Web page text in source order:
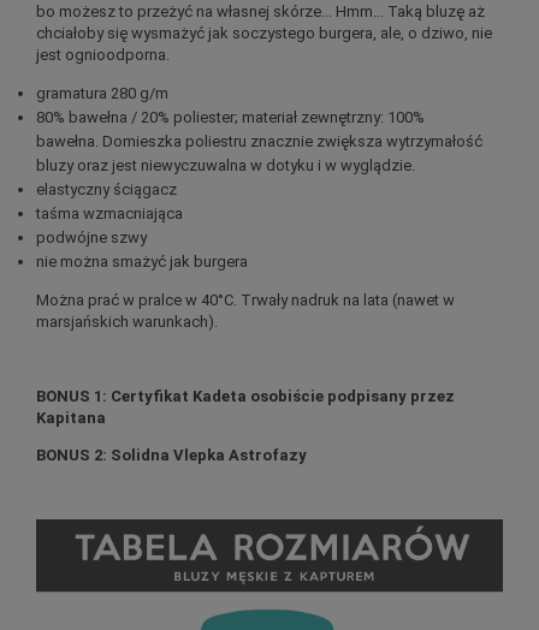
bo możesz to przeżyć na własnej skórze... Hmm... Taką bluzę aż
chciałoby się wysmażyć jak soczystego burgera, ale, o dziwo, nie
jest ognioodporna.
gramatura 280 g/m
80% bawełna / 20% poliester; materiał zewnętrzny: 100%
bawełna. Domieszka poliestru znacznie zwiększa wytrzymałość
bluzy oraz jest niewyczuwalna w dotyku i w wyglądzie.
elastyczny ściągacz
taśma wzmacniająca
podwójne szwy
niemożna smażyć jak burgera
Można prać w pralce w 40°C. Trwały nadruk na lata (nawet w
marsjańskich warunkach).
BONUS 1: Certyfikat Kadeta osobiście podpisany przez
Kapitana
BONUS 2: Solidna Vlepka Astrofazy